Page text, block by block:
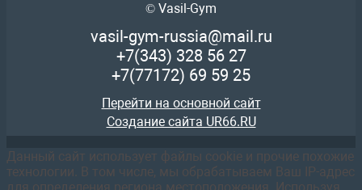
FTX-61F16A Комбинированный станок с разгружением
Профессиональный силовой тренажер
FTX-FWL10 Трицепс машина Fitex Pro
© Vasil-Gym
vasil-gym-russia@mail.ru
+7(343) 328 56 27
+7(77172) 69 59 25
Перейти на основной сайт
Создание сайта UR66.RU
Данный сайт использует файлы cookie и прочие похожие
технологии. В том числе, мы обрабатываем Ваш IP-адрес